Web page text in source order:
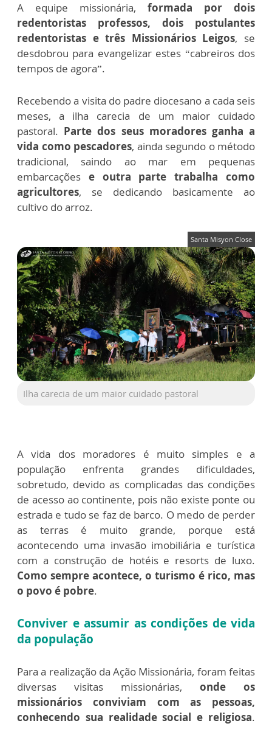
A equipe missionária, formada por dois
redentoristas professos, dois postulantes
redentoristas e três Missionários Leigos, se
desdobrou para evangelizar estes “cabreiros dos
tempos de agora”.
Recebendo a visita do padre diocesano a cada seis
meses, a ilha carecia de um maior cuidado
pastoral. Parte dos seus moradores ganha a
vida como pescadores, ainda segundo o método
tradicional, saindo ao mar em pequenas
embarcações e outra parte trabalha como
agricultores, se dedicando basicamente ao
cultivo do arroz.
Santa Misyon Close
Ilha carecia de um maior cuidado pastoral
A vida dos moradores é muito simples e a
população enfrenta grandes dificuldades,
sobretudo, devido as complicadas das condições
de acesso ao continente, pois não existe ponte ou
estrada e tudo se faz de barco. O medo de perder
as terras é muito grande, porque está
acontecendo uma invasão imobiliária e turística
com a construção de hotéis e resorts de luxo.
Como sempre acontece, o turismo é rico, mas
o povo é pobre.
Conviver e assumir as condições de vida
da população
Para a realização da Ação Missionária, foram feitas
diversas visitas missionárias, onde os
missionários conviviam com as pessoas,
conhecendo sua realidade social e religiosa.